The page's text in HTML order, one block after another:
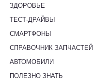
ЗДОРОВЬЕ
ТЕСТ-ДРАЙВЫ
СМАРТФОНЫ
СПРАВОЧНИК ЗАПЧАСТЕЙ
АВТОМОБИЛИ
ПОЛЕЗНО ЗНАТЬ